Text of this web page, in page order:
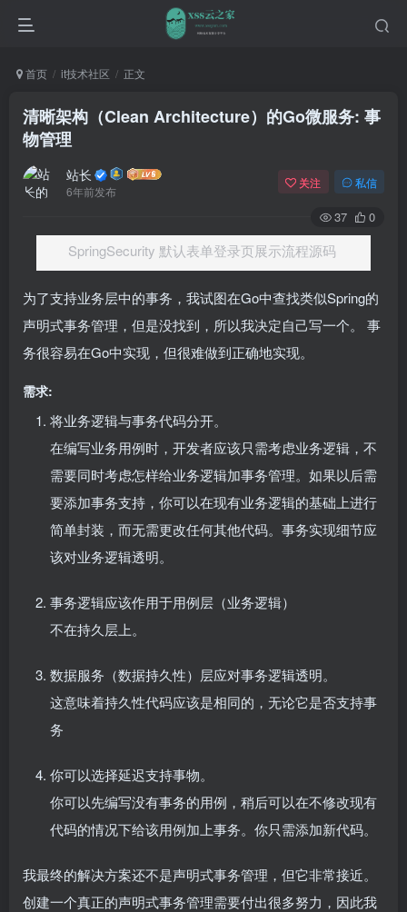
首页 it技术社区 正文
清晰架构（Clean Architecture）的Go微服务: 事
物管理
站长
6年前发布
关注 私信
37 0
SpringSecurity 默认表单登录页展示流程源码
为了支持业务层中的事务，我试图在Go中查找类似Spring的
声明式事务管理，但是没找到，所以我决定自己写一个。 事
务很容易在Go中实现，但很难做到正确地实现。
需求:
将业务逻辑与事务代码分开。
在编写业务用例时，开发者应该只需考虑业务逻辑，不
需要同时考虑怎样给业务逻辑加事务管理。如果以后需
要添加事务支持，你可以在现有业务逻辑的基础上进行
简单封装，而无需更改任何其他代码。事务实现细节应
该对业务逻辑透明。
事务逻辑应该作用于用例层（业务逻辑）
不在持久层上。
数据服务（数据持久性）层应对事务逻辑透明。
这意味着持久性代码应该是相同的，无论它是否支持事
务
你可以选择延迟支持事物。
你可以先编写没有事务的用例，稍后可以在不修改现有
代码的情况下给该用例加上事务。你只需添加新代码。
我最终的解决方案还不是声明式事务管理，但它非常接近。
创建一个真正的声明式事务管理需要付出很多努力，因此我